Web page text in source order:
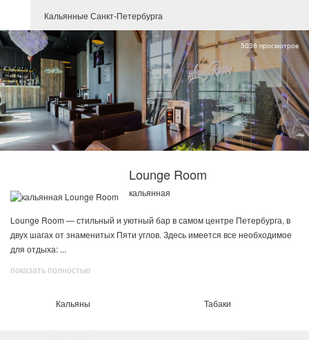
Кальянные Санкт-Петербурга
Lounge Room
кальянная
5036 просмотров
Lounge Room — стильный и уютный бар в самом центре Петербурга, в
двух шагах от знаменитых Пяти углов. Здесь имеется все необходимое
для отдыха: ...
показать полностью
Кальяны Табаки